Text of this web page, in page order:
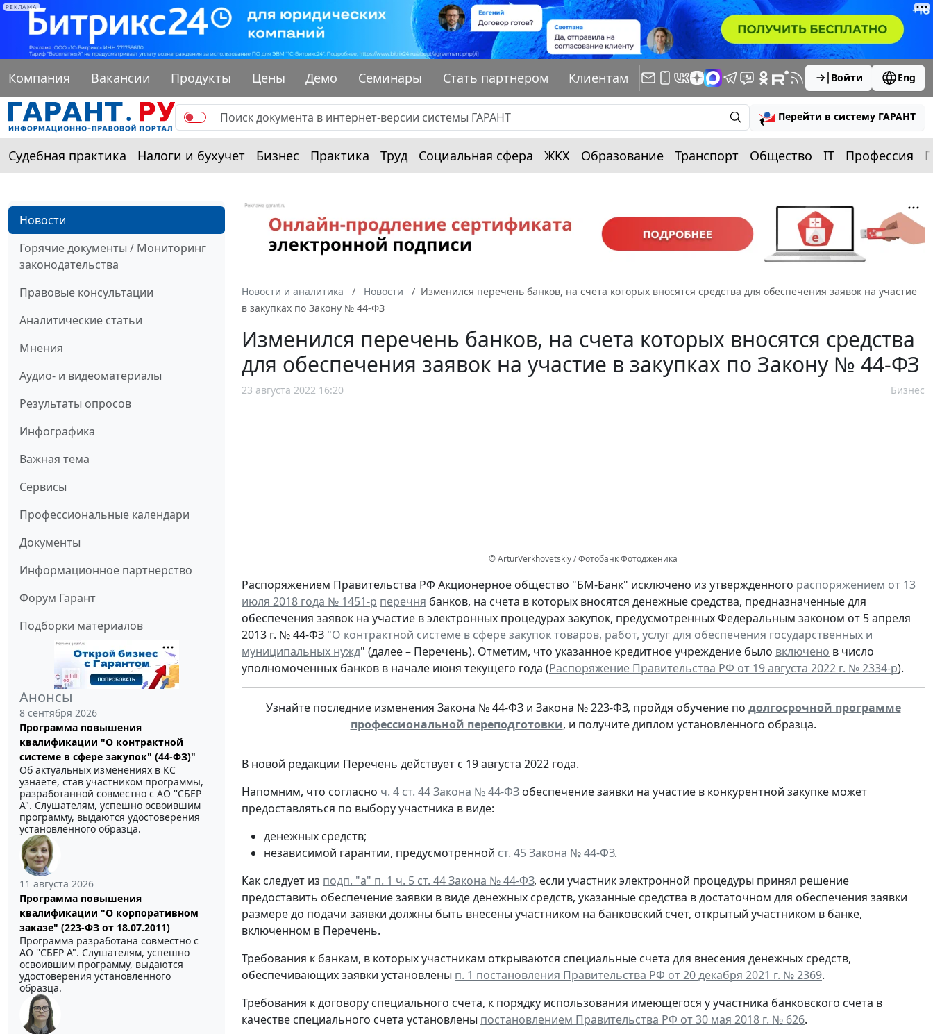
РЕКЛАМА
Компания Вакансии Продукты Цены Демо Семинары Стать партнером Клиентам Войти Eng
Перейти в систему ГАРАНТ
Судебная практика Налоги и бухучет Бизнес Практика Труд Социальная сфера ЖКХ Образование Транспорт Общество IT Профессия
Новости
Горячие документы / Мониторинг
законодательства
Правовые консультации
Аналитические статьи
Мнения
Аудио- и видеоматериалы
Результаты опросов
Инфографика
Важная тема
Сервисы
Профессиональные календари
Документы
Информационное партнерство
Форум Гарант
Подборки материалов
Анонсы
8 сентября 2026
Программа повышения
квалификации "О контрактной
системе в сфере закупок" (44-ФЗ)"
Об актуальных изменениях в КС
узнаете, став участником программы,
разработанной совместно с АО ''СБЕР
А". Слушателям, успешно освоившим
программу, выдаются удостоверения
установленного образца.
11 августа 2026
Программа повышения
квалификации "О корпоративном
заказе" (223-ФЗ от 18.07.2011)
Программа разработана совместно с
АО ''СБЕР А". Слушателям, успешно
освоившим программу, выдаются
удостоверения установленного
образца.
Новости и аналитика Новости
Изменился перечень банков, на счета которых вносятся средства для обеспечения заявок на участие
в закупках по Закону № 44-ФЗ
Изменился перечень банков, на счета которых вносятся средства
для обеспечения заявок на участие в закупках по Закону № 44-ФЗ
23 августа 2022 16:20 Бизнес
© ArturVerkhovetskiy / Фотобанк Фотодженика
Распоряжением Правительства РФ Акционерное общество "БМ-Банк" исключено из утвержденного распоряжением от 13
июля 2018 года № 1451-р перечня банков, на счета в которых вносятся денежные средства, предназначенные для
обеспечения заявок на участие в электронных процедурах закупок, предусмотренных Федеральным законом от 5 апреля
2013 г. № 44-ФЗ "О контрактной системе в сфере закупок товаров, работ, услуг для обеспечения государственных и
муниципальных нужд" (далее – Перечень). Отметим, что указанное кредитное учреждение было включено в число
уполномоченных банков в начале июня текущего года (Распоряжение Правительства РФ от 19 августа 2022 г. № 2334-р).
Узнайте последние изменения Закона № 44-ФЗ и Закона № 223-ФЗ, пройдя обучение по долгосрочной программе
профессиональной переподготовки, и получите диплом установленного образца.
В новой редакции Перечень действует с 19 августа 2022 года.
Напомним, что согласно ч. 4 ст. 44 Закона № 44-ФЗ обеспечение заявки на участие в конкурентной закупке может
предоставляться по выбору участника в виде:
денежных средств;
независимой гарантии, предусмотренной ст. 45 Закона № 44-ФЗ.
Как следует из подп. "а" п. 1 ч. 5 ст. 44 Закона № 44-ФЗ, если участник электронной процедуры принял решение
предоставить обеспечение заявки в виде денежных средств, указанные средства в достаточном для обеспечения заявки
размере до подачи заявки должны быть внесены участником на банковский счет, открытый участником в банке,
включенном в Перечень.
Требования к банкам, в которых участникам открываются специальные счета для внесения денежных средств,
обеспечивающих заявки установлены п. 1 постановления Правительства РФ от 20 декабря 2021 г. № 2369.
Требования к договору специального счета, к порядку использования имеющегося у участника банковского счета в
качестве специального счета установлены постановлением Правительства РФ от 30 мая 2018 г. № 626.